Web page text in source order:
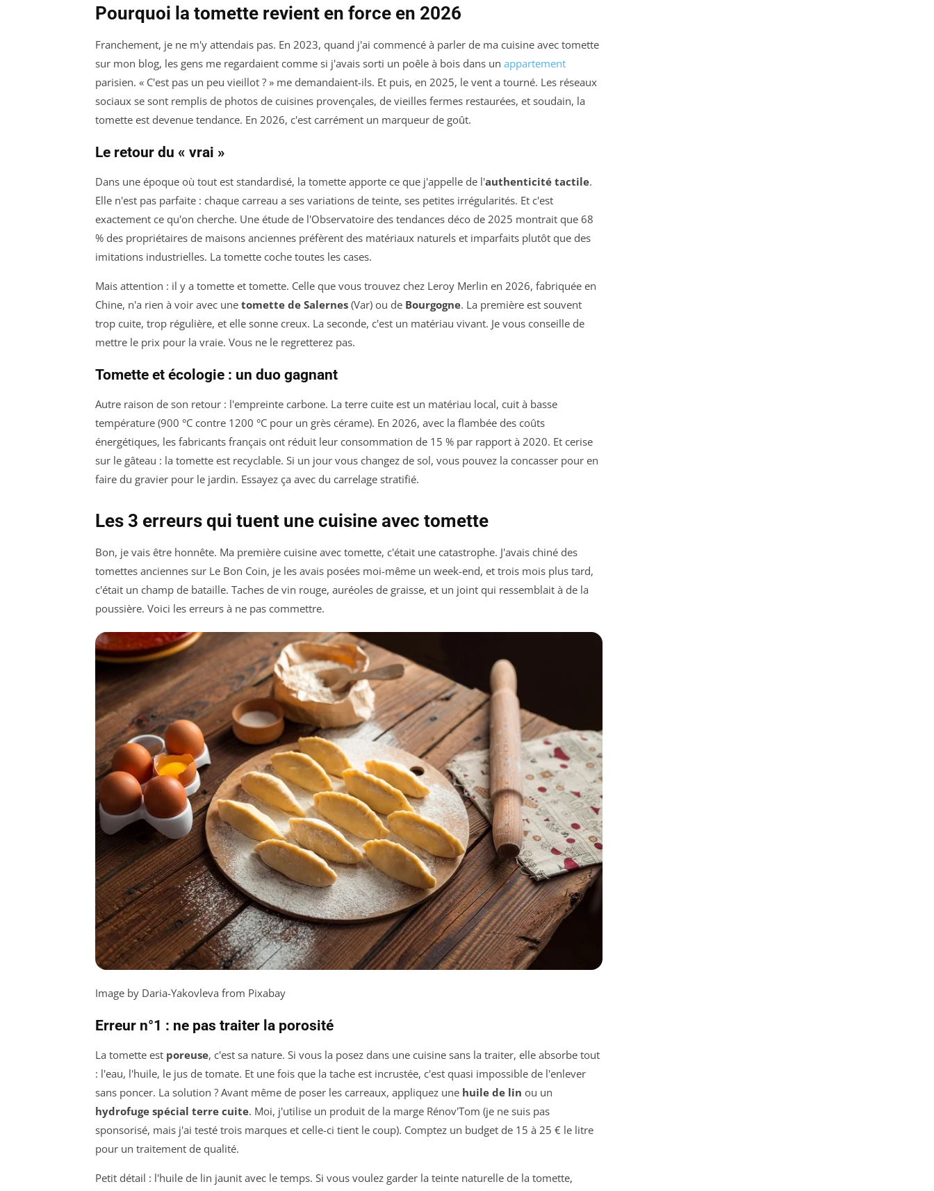
Pourquoi la tomette revient en force en 2026
Franchement, je ne m'y attendais pas. En 2023, quand j'ai commencé à parler de ma cuisine avec tomette
sur mon blog, les gens me regardaient comme si j'avais sorti un poêle à bois dans un appartement
parisien. « C'est pas un peu vieillot ? » me demandaient-ils. Et puis, en 2025, le vent a tourné. Les réseaux
sociaux se sont remplis de photos de cuisines provençales, de vieilles fermes restaurées, et soudain, la
tomette est devenue tendance. En 2026, c'est carrément un marqueur de goût.
Le retour du « vrai »
Dans une époque où tout est standardisé, la tomette apporte ce que j'appelle de l'authenticité tactile.
Elle n'est pas parfaite : chaque carreau a ses variations de teinte, ses petites irrégularités. Et c'est
exactement ce qu'on cherche. Une étude de l'Observatoire des tendances déco de 2025 montrait que 68
% des propriétaires de maisons anciennes préfèrent des matériaux naturels et imparfaits plutôt que des
imitations industrielles. La tomette coche toutes les cases.
Mais attention : il y a tomette et tomette. Celle que vous trouvez chez Leroy Merlin en 2026, fabriquée en
Chine, n'a rien à voir avec une tomette de Salernes (Var) ou de Bourgogne. La première est souvent
trop cuite, trop régulière, et elle sonne creux. La seconde, c'est un matériau vivant. Je vous conseille de
mettre le prix pour la vraie. Vous ne le regretterez pas.
Tomette et écologie : un duo gagnant
Autre raison de son retour : l'empreinte carbone. La terre cuite est un matériau local, cuit à basse
température (900 °C contre 1200 °C pour un grès cérame). En 2026, avec la flambée des coûts
énergétiques, les fabricants français ont réduit leur consommation de 15 % par rapport à 2020. Et cerise
sur le gâteau : la tomette est recyclable. Si un jour vous changez de sol, vous pouvez la concasser pour en
faire du gravier pour le jardin. Essayez ça avec du carrelage stratifié.
Les 3 erreurs qui tuent une cuisine avec tomette
Bon, je vais être honnête. Ma première cuisine avec tomette, c'était une catastrophe. J'avais chiné des
tomettes anciennes sur Le Bon Coin, je les avais posées moi-même un week-end, et trois mois plus tard,
c'était un champ de bataille. Taches de vin rouge, auréoles de graisse, et un joint qui ressemblait à de la
poussière. Voici les erreurs à ne pas commettre.
Image by Daria-Yakovleva from Pixabay
Erreur n°1 : ne pas traiter la porosité
La tomette est poreuse, c'est sa nature. Si vous la posez dans une cuisine sans la traiter, elle absorbe tout
: l'eau, l'huile, le jus de tomate. Et une fois que la tache est incrustée, c'est quasi impossible de l'enlever
sans poncer. La solution ? Avant même de poser les carreaux, appliquez une huile de lin ou un
hydrofuge spécial terre cuite. Moi, j'utilise un produit de la marge Rénov'Tom (je ne suis pas
sponsorisé, mais j'ai testé trois marques et celle-ci tient le coup). Comptez un budget de 15 à 25 € le litre
pour un traitement de qualité.
Petit détail : l'huile de lin jaunit avec le temps. Si vous voulez garder la teinte naturelle de la tomette,